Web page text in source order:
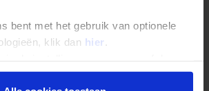
bent met het gebruik van optionele
klik dan hier
op elk gewenst moment voor de